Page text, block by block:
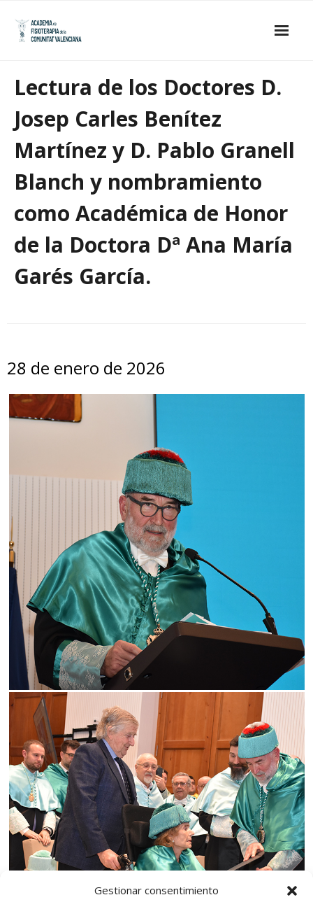
Gestionar consentimiento
content
- Estatutos
- Académicos de Honor
- Académicos Numerarios
Publicaciones
Galería de imágenes
Lectura de los Doctores D.
Josep Carles Benítez
Martínez y D. Pablo Granell
Blanch y nombramiento
como Académica de Honor
de la Doctora Dª Ana María
Garés García.
28 de enero de 2026